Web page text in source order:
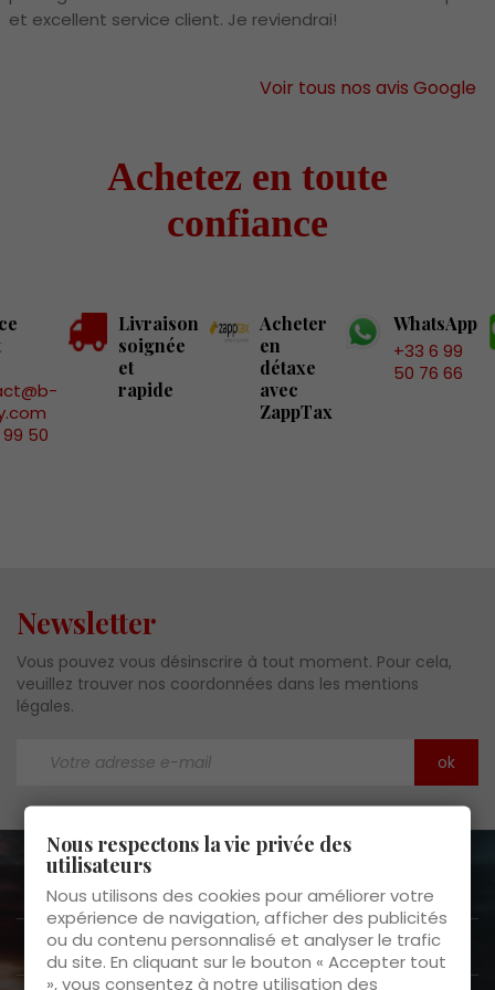
et excellent service client. Je reviendrai!
Voir tous nos avis Google
Achetez en toute
confiance
50
Livraison
soignée
et
rapide
Acheter
en
détaxe
avec
ZappTax
WhatsApp
+33 6 99
50 76 66
Newsletter
Vous pouvez vous désinscrire à tout moment. Pour cela,
veuillez trouver nos coordonnées dans les mentions
légales.
A propos de nous 
Service clients 
Nous respectons la vie privée des
utilisateurs
Nous utilisons des cookies pour améliorer votre
expérience de navigation, afficher des publicités
ou du contenu personnalisé et analyser le trafic
du site. En cliquant sur le bouton « Accepter tout
», vous consentez à notre utilisation des